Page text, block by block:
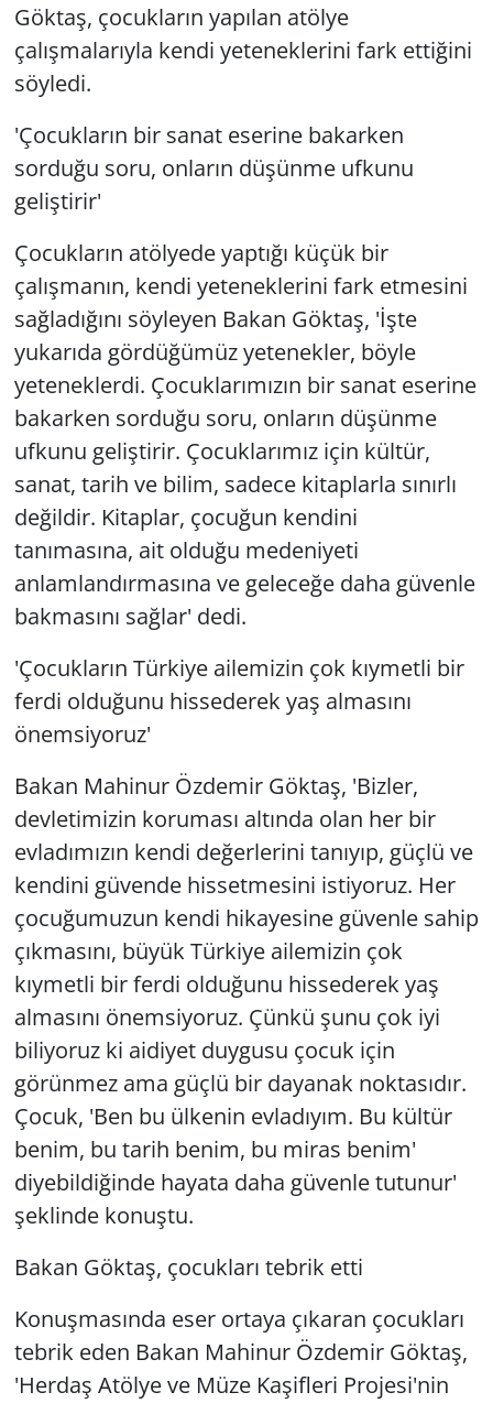
Göktaş, çocukların yapılan atölye
çalışmalarıyla kendi yeteneklerini fark ettiğini
söyledi.
'Çocukların bir sanat eserine bakarken
sorduğu soru, onların düşünme ufkunu
geliştirir'
Çocukların atölyede yaptığı küçük bir
çalışmanın, kendi yeteneklerini fark etmesini
sağladığını söyleyen Bakan Göktaş, 'İşte
yukarıda gördüğümüz yetenekler, böyle
yeteneklerdi. Çocuklarımızın bir sanat eserine
bakarken sorduğu soru, onların düşünme
ufkunu geliştirir. Çocuklarımız için kültür,
sanat, tarih ve bilim, sadece kitaplarla sınırlı
değildir. Kitaplar, çocuğun kendini
tanımasına, ait olduğu medeniyeti
anlamlandırmasına ve geleceğe daha güvenle
bakmasını sağlar' dedi.
'Çocukların Türkiye ailemizin çok kıymetli bir
ferdi olduğunu hissederek yaş almasını
önemsiyoruz'
Bakan Mahinur Özdemir Göktaş, 'Bizler,
devletimizin koruması altında olan her bir
evladımızın kendi değerlerini tanıyıp, güçlü ve
kendini güvende hissetmesini istiyoruz. Her
çocuğumuzun kendi hikayesine güvenle sahip
çıkmasını, büyük Türkiye ailemizin çok
kıymetli bir ferdi olduğunu hissederek yaş
almasını önemsiyoruz. Çünkü şunu çok iyi
biliyoruz ki aidiyet duygusu çocuk için
görünmez ama güçlü bir dayanak noktasıdır.
Çocuk, 'Ben bu ülkenin evladıyım. Bu kültür
benim, bu tarih benim, bu miras benim'
diyebildiğinde hayata daha güvenle tutunur'
şeklinde konuştu.
Bakan Göktaş, çocukları tebrik etti
Konuşmasında eser ortaya çıkaran çocukları
tebrik eden Bakan Mahinur Özdemir Göktaş,
'Herdaş Atölye ve Müze Kaşifleri Projesi'nin